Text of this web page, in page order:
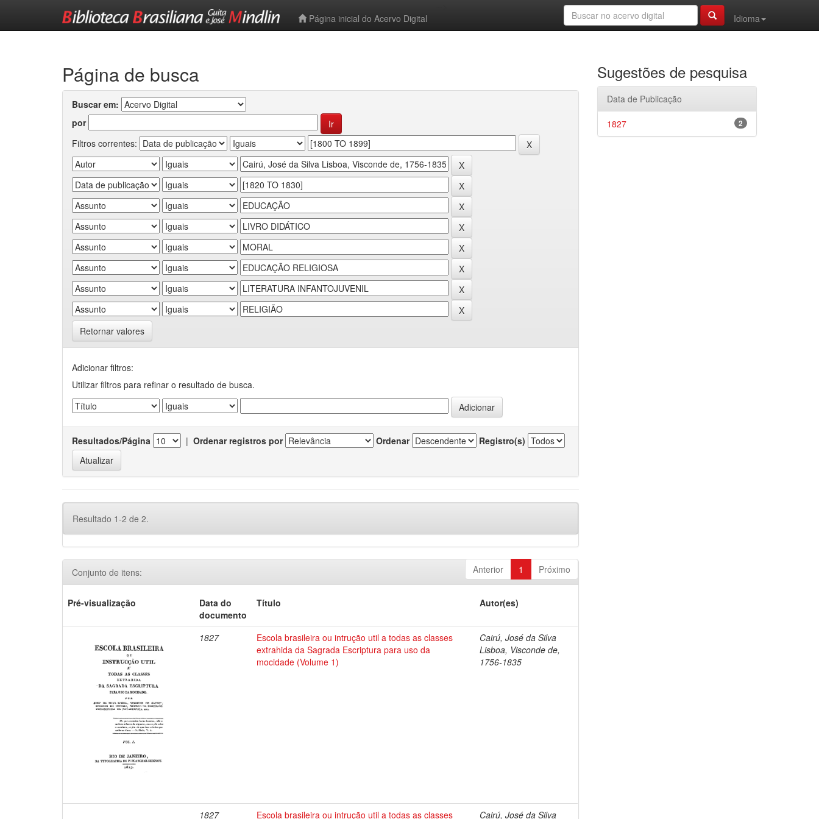
Página inicial do Acervo Digital
Idioma
Página de busca
Buscar em:
por
Filtros correntes:
Retornar valores
Adicionar filtros:
Utilizar filtros para refinar o resultado de busca.
Resultados/Página | Ordenar registros por Ordenar Registro(s)
Resultado 1-2 de 2.
Anterior 1 Próximo
Conjunto de itens:
Pré-visualização
Data do
documento
Título Autor(es)
1827
Escola brasileira ou intrução util a todas as classes
extrahida da Sagrada Escriptura para uso da
mocidade (Volume 1)
Cairú, José da Silva
Lisboa, Visconde de,
1756-1835
1827 Escola brasileira ou intrução util a todas as classes Cairú, José da Silva
Sugestões de pesquisa
Data de Publicação
2
1827